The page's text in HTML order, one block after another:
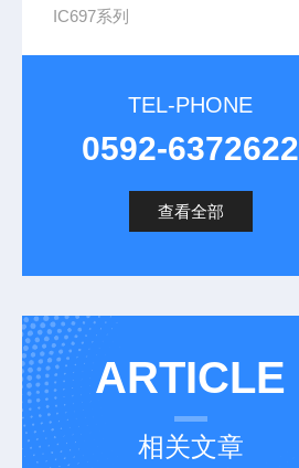
IC697系列
TEL-PHONE
0592-6372622
查看全部
ARTICLE
相关文章